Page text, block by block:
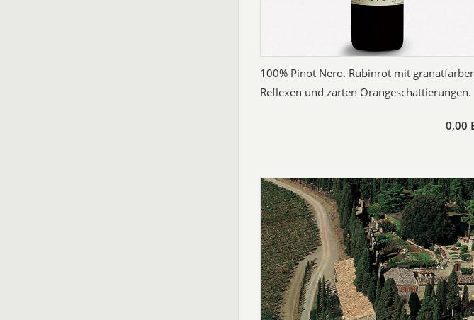
100% Pinot Nero. Rubinrot mit
Reflexen und zarten Orangeschattierungen.
0,00